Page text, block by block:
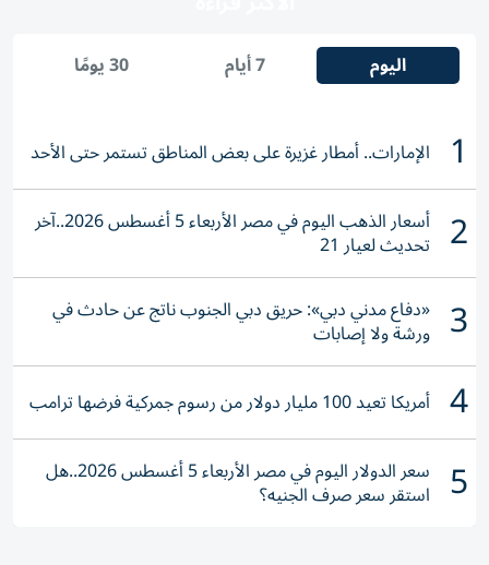
اليوم 7 أيام 30 يومًا
1 الإمارات.. أمطار غزيرة على بعض المناطق تستمر حتى الأحد
2 أسعار الذهب اليوم في مصر الأربعاء 5 أغسطس 2026..آخر
تحديث لعيار 21
3 «دفاع مدني دبي»: حريق دبي الجنوب ناتج عن حادث في
ورشة ولا إصابات
4 أمريكا تعيد 100 مليار دولار من رسوم جمركية فرضها ترامب
5 سعر الدولار اليوم في مصر الأربعاء 5 أغسطس 2026..هل
استقر سعر صرف الجنيه؟